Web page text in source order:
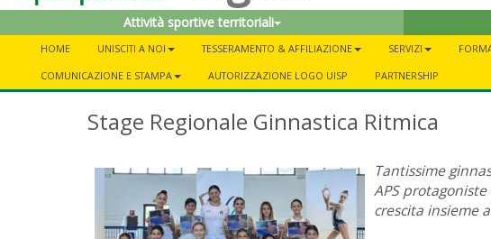
Attività sportive territoriali
HOME UNISCITI A NOI TESSERAMENTO & AFFILIAZIONE SERVIZI
COMUNICAZIONE E STAMPA
AUTORIZZAZIONE LOGO UISP PARTNERSHIP
Stage Regionale Ginnastica Ritmica
Tantissime
APS
crescita insieme